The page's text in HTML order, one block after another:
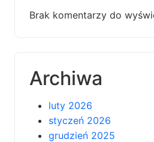
Brak komentarzy do
Archiwa
luty 2026
styczeń 2026
grudzień 2025